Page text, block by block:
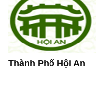
Thành Phố Hội An